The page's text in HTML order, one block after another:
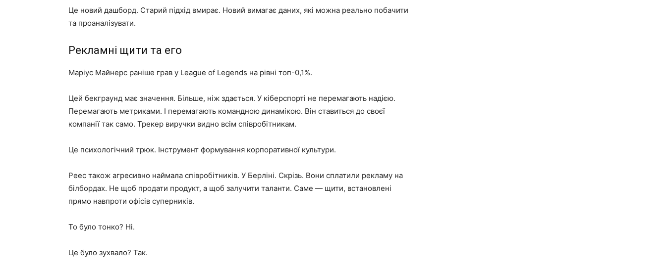
Це новий дашборд. Старий підхід вмирає. Новий вимагає даних, які можна реально побачити
та проаналізувати.
Рекламні щити та его
Маріус Майнерс раніше грав у League of Legends на рівні топ-0,1%.
Цей бекграунд має значення. Більше, ніж здається. У кіберспорті не перемагають надією.
Перемагають метриками. І перемагають командною динамікою. Він ставиться до своєї
компанії так само. Трекер виручки видно всім співробітникам.
Це психологічний трюк. Інструмент формування корпоративної культури.
Peec також агресивно наймала співробітників. У Берліні. Скрізь. Вони сплатили рекламу на
білбордах. Не щоб продати продукт, а щоб залучити таланти. Саме — щити, встановлені
прямо навпроти офісів суперників.
То було тонко? Ні.
Це було зухвало? Так.